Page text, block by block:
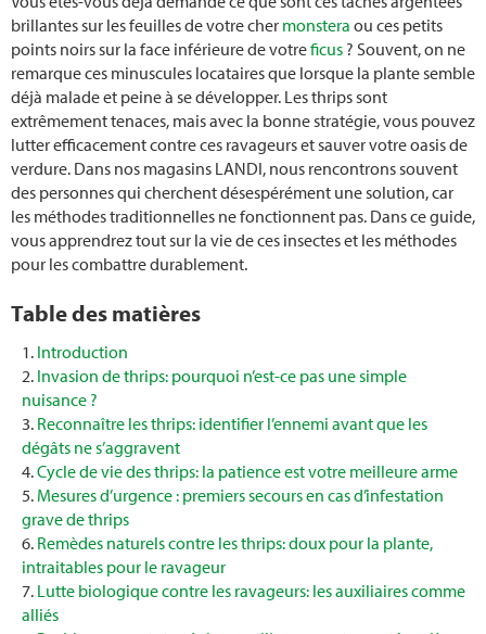
brillantes sur les feuilles de votre cher monstera ou ces petits
points noirs sur la face inférieure de votreficus ? Souvent, on ne
remarque ces minuscules locataires que lorsque la plante semble
déjà malade et peine à se développer. Les thrips sont
extrêmement tenaces, mais avec la bonne stratégie, vous pouvez
lutter efficacement contre ces ravageurs et sauver votre oasis de
verdure. Dans nos magasins LANDI, nous rencontrons souvent
des personnes qui cherchent désespérément une solution, car
les méthodes traditionnelles ne fonctionnent pas. Dans ce guide,
vous apprendrez tout sur la vie de ces insectes et les méthodes
pour les combattre durablement.
Table des matières
Introduction
Invasion de thrips: pourquoi n’est-ce pas une simple
nuisance ?
Reconnaître les thrips: identifier l’ennemi avant que les
dégâts ne s’aggravent
Cycle de vie des thrips: la patience est votre meilleure arme
Mesures d’urgence : premiers secours en cas d’infestation
grave de thrips
Remèdes naturels contre les thrips: doux pour la plante,
intraitables pour le ravageur
Lutte biologique contre les ravageurs: les auxiliaires comme
alliés
Planter des haricots
Lutter contre les pucerons
Arrosage
Systèmes d'arrosage
Parterre de fleurs
Prairie fleurie
Pyrale du buis
Végétalisation d'un toit plat
Engrais
Terre
Multiplier les fraises